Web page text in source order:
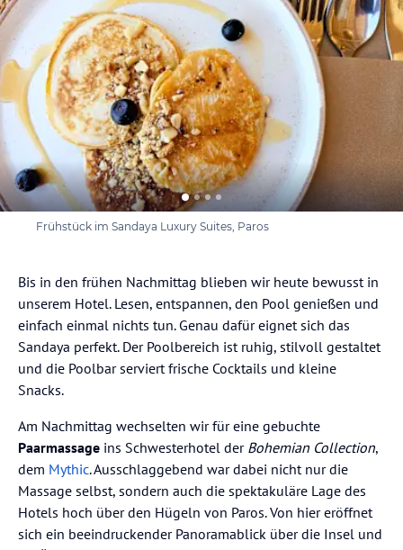
Frühstück im Sandaya Luxury Suites, Paros
Bis in den frühen Nachmittag blieben wir heute bewusst in
unserem Hotel. Lesen, entspannen, den Pool genießen und
einfach einmal nichts tun. Genau dafür eignet sich das
Sandaya perfekt. Der Poolbereich ist ruhig, stilvoll gestaltet
und die Poolbar serviert frische Cocktails und kleine
Snacks.
Am Nachmittag wechselten wir für eine gebuchte
Paarmassage ins Schwesterhotel der Bohemian Collection,
dem Mythic. Ausschlaggebend war dabei nicht nur die
Massage selbst, sondern auch die spektakuläre Lage des
Hotels hoch über den Hügeln von Paros. Von hier eröffnet
sich ein beeindruckender Panoramablick über die Insel und